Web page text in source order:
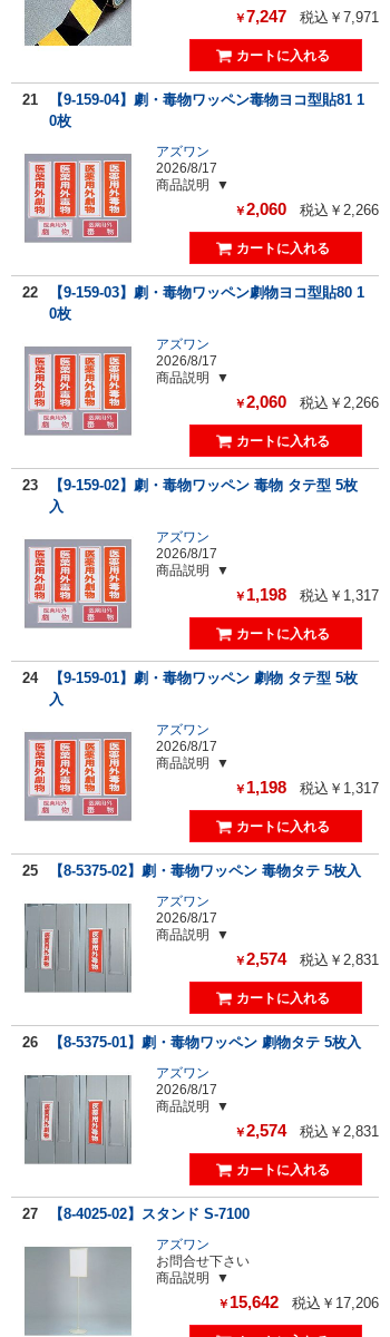
￥7,247 税込￥7,971
21
【9-159-04】劇・毒物ワッペン毒物ヨコ型貼81 1
0枚
アズワン
2026/8/17
商品説明
￥2,060 税込￥2,266
22
【9-159-03】劇・毒物ワッペン劇物ヨコ型貼80 1
0枚
アズワン
2026/8/17
商品説明
￥2,060 税込￥2,266
23
【9-159-02】劇・毒物ワッペン 毒物 タテ型 5枚
入
アズワン
2026/8/17
商品説明
￥ 1,198 税込￥1,317
24
【9-159-01】劇・毒物ワッペン 劇物 タテ型 5枚
入
アズワン
2026/8/17
商品説明
￥ 1,198 税込￥1,317
25 【8-5375-02】劇・毒物ワッペン 毒物タテ 5枚入
アズワン
2026/8/17
商品説明
￥2,574 税込￥2,831
26 【8-5375-01】劇・毒物ワッペン 劇物タテ 5枚入
アズワン
2026/8/17
商品説明
￥2,574 税込￥2,831
27 【8-4025-02】スタンド S-7100
アズワン
お問合せ下さい
商品説明
￥ 15,642 税込￥17,206